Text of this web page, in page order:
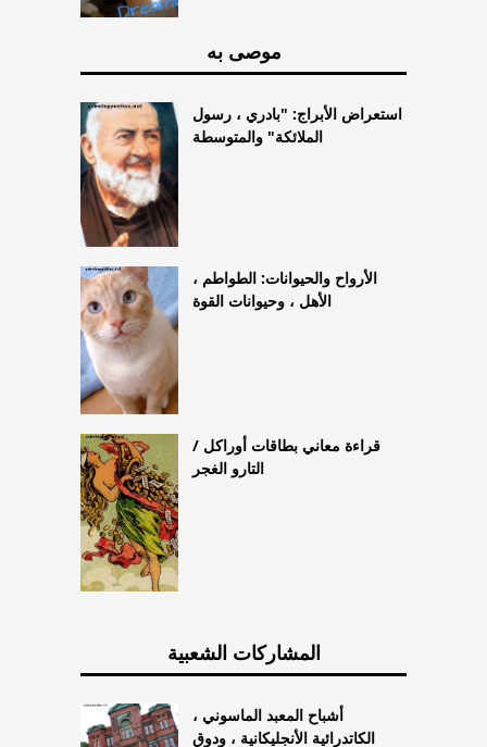
موصى به
استعراض الأبراج: "بادري ، رسول
الملائكة" والمتوسطة
الأرواح والحيوانات: الطواطم ،
الأهل ، وحيوانات القوة
قراءة معاني بطاقات أوراكل /
التارو الغجر
المشاركات الشعبية
أشباح المعبد الماسوني ،
الكاتدرائية الأنجليكانية ، ودوق